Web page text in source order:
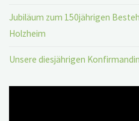
Jubiläum zum 150jährigen
Holzheim
Unsere diesjährigen